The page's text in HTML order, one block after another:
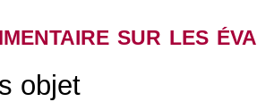
sur les
objet